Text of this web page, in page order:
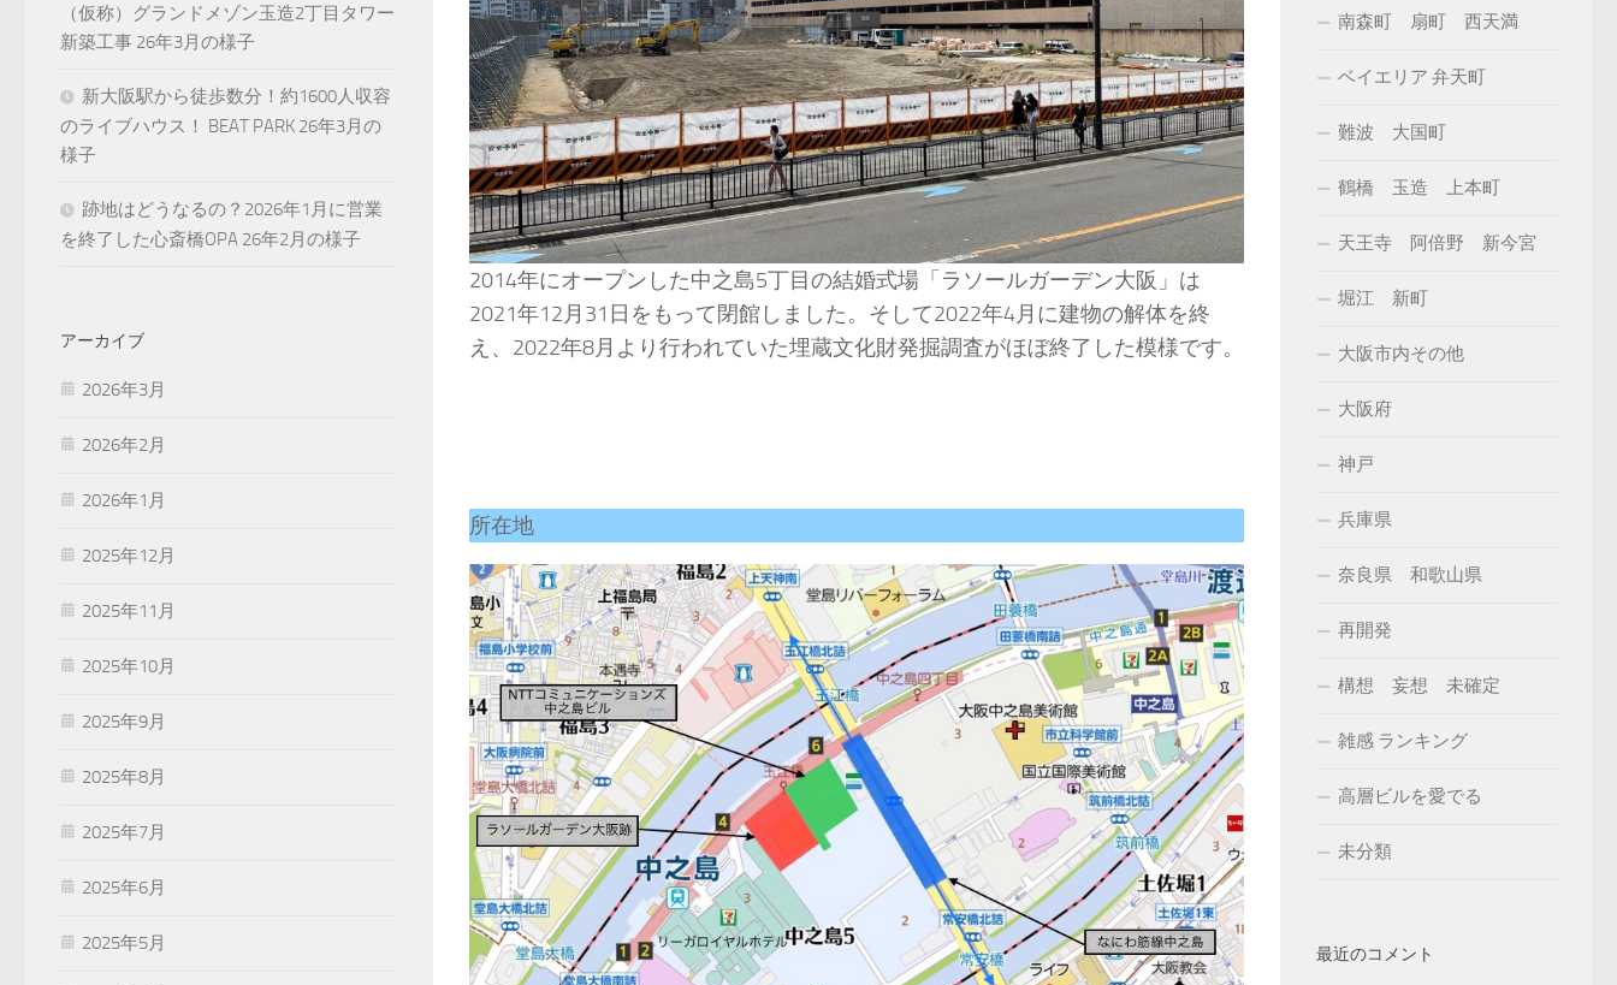
2014年にオープンした中之島5丁目の結婚式場「ラソールガーデン大阪」は
2021年12月31日をもって閉館しました。そして2022年4月に建物の解体を終
え、2022年8月より行われていた埋蔵文化財発掘調査がほぼ終了した模様です。
所在地
（仮称）グランドメゾン玉造2丁目タワー
新築工事 26年3月の様子
新大阪駅から徒歩数分！約1600人収容
のライブハウス！ BEAT PARK 26年3月の
様子
跡地はどうなるの？2026年1月に営業
を終了した心斎橋OPA 26年2月の様子
アーカイブ
2026年3月
2026年2月
2026年1月
2025年12月
2025年11月
2025年10月
2025年9月
2025年8月
2025年7月
2025年6月
2025年5月
南森町 扇町 西天満
ベイエリア 弁天町
難波 大国町
鶴橋 玉造 上本町
天王寺 阿倍野 新今宮
堀江 新町
大阪市内その他
大阪府
神戸
兵庫県
奈良県 和歌山県
再開発
構想 妄想 未確定
雑感 ランキング
高層ビルを愛でる
未分類
最近のコメント